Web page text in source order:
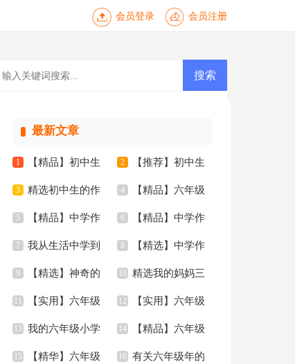
会员登录 会员注册
最新文章
1 【精品】初中生
作文合集十篇
2 【推荐】初中生
的作文三篇
3 精选初中生的作
文四篇
4 【精品】六年级
年的作文3篇
5 【精品】中学作
文400字九篇
6 【精品】中学作
文汇总九篇
7 我从生活中学到
了语文作文(15篇)
8 【精选】中学作
文600字合集8篇
9 【精选】神奇的
三年级作文300字锦
集八篇
10 精选我的妈妈三
年级作文锦集四篇
11 【实用】六年级
作文300字汇编8篇
12 【实用】六年级
小学生作文锦集八篇
13 我的六年级小学
作文集合7篇
14 【精品】六年级
的作文集锦5篇
15 【精华】六年级 16 有关六年级年的